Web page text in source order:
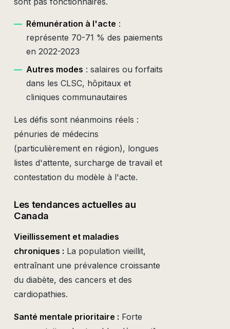
— Rémunération à l'acte :
représente 70-71 % des paiements
en 2022-2023
— Autres modes : salaires ou forfaits
dans les CLSC, hôpitaux et
cliniques communautaires
Les défis sont néanmoins réels :
pénuries de médecins
(particulièrement en région), longues
listes d'attente, surcharge de travail et
contestation du modèle à l'acte.
Les tendances actuelles au
Canada
Vieillissement et maladies
chroniques : La population vieillit,
entraînant une prévalence croissante
du diabète, des cancers et des
cardiopathies.
Santé mentale prioritaire : Forte